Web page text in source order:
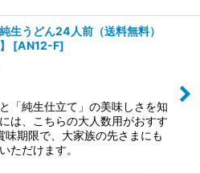
生うどん24人前（送料無料）
[AN12-F]
「純生仕立て」の美味しさを知
は、こちらの大人数用がおすす
味期限で、大家族の先さまにも
ただけます。